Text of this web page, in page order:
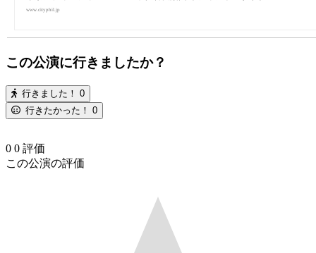
www.cityphil.jp
この公演に行きましたか？
行きました！ 0
行きたかった！ 0
0 0 評価
この公演の評価